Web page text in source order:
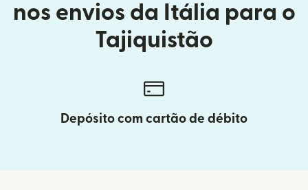
nos envios da Itália para o
Tajiquistão
Depósito com cartão de débito